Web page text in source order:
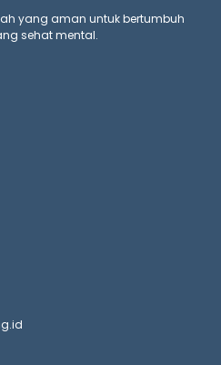
yang aman untuk bertumbuh
sehat mental.